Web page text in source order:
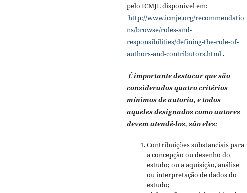
pelo ICMJE disponível em:
http://www.icmje.org/recommendatio
ns/browse/roles-and-
responsibilities/defining-the-role-of-
authors-and-contributors.html .
É importante destacar que são
considerados quatro critérios
mínimos de autoria, e todos
aqueles designados como autores
devem atendê-los, são eles:
Contribuições substanciais para
a concepção ou desenho do
estudo; ou a aquisição, análise
ou interpretação de dados do
estudo;